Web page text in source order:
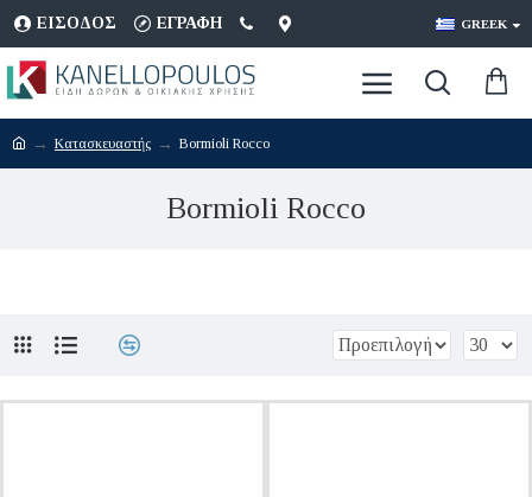
ΕΊΣΟΔΟΣ ΕΓΡΑΦΉ GREEK
Κατασκευαστής Bormioli Rocco
Bormioli Rocco